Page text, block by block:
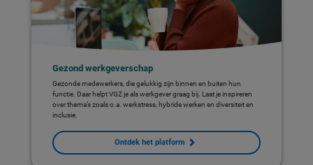
Gezond werkgeverschap
Gezonde medewerkers, die gelukkig zijn binnen en buiten hun
functie. Daar helpt VGZ je als werkgever graag bij. Laat je inspireren
over thema’s zoals o.a. werkstress, hybride werken en diversiteit en
inclusie.
Ontdek het platform